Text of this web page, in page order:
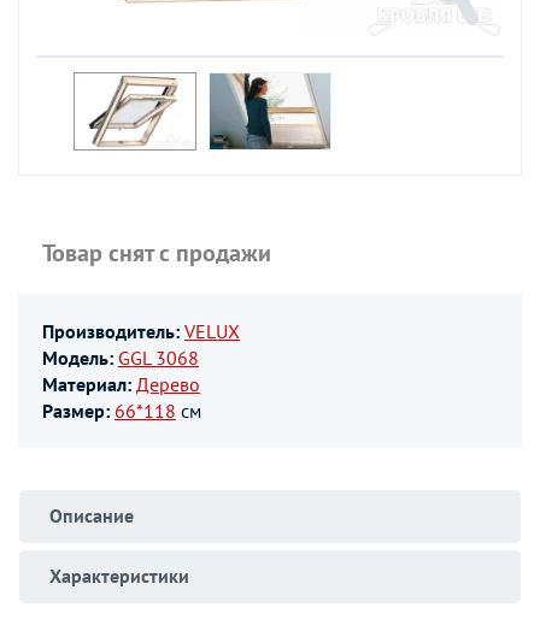
Товар снят с продажи
Производитель: VELUX
Модель: GGL 3068
Материал: Дерево
Размер: 66*118 см
Описание
Характеристики